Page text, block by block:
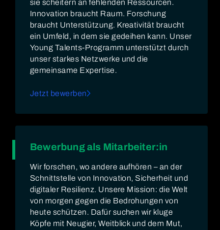
sie scheitern an fehlenden Ressourcen.
Innovation braucht Raum. Forschung
braucht Unterstützung. Kreativität braucht
ein Umfeld, in dem sie gedeihen kann. Unser
Young Talents-Programm unterstützt durch
unser starkes Netzwerke und die
gemeinsame Expertise.
Jetzt bewerben
Bewerbung als Mitarbeiter:in
Wir forschen, wo andere aufhören – an der
Schnittstelle von Innovation, Sicherheit und
digitaler Resilienz. Unsere Mission: die Welt
von morgen gegen die Bedrohungen von
heute schützen. Dafür suchen wir kluge
Köpfe mit Neugier, Weitblick und dem Mut,